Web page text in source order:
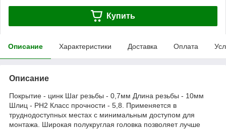
Купить
Описание Характеристики Доставка Оплата
Описание
Покрытие - цинк Шаг резьбы - 0,7мм Длина резьбы - 10мм
Шлиц - РН2 Класс прочности - 5,8. Применяется в
труднодоступных местах с минимальным доступом для
монтажа. Широкая полукруглая головка позволяет лучше